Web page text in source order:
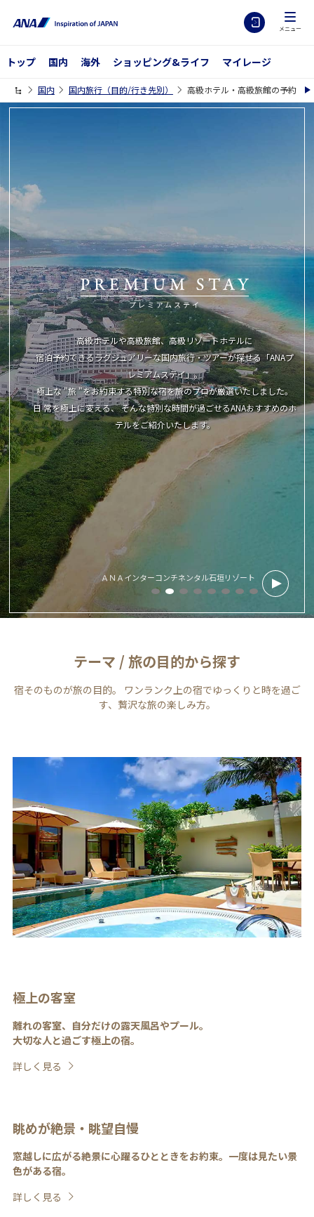
メニュー
トップ 国内 海外 ショッピング&ライフ マイレージ
国内 国内旅行（目的/行き先別） 高級ホテル・高級旅館の予約【
プレミアムステイ
高級ホテルや高級旅館、高級リゾートホテルに
宿泊予約できるラグジュアリーな国内旅行・ツアーが探せる「ANAプ
レミアムステイ」。
極上な "旅 "をお約束する特別な宿を旅のプロが厳選いたしました。
日 常を極上に変える、 そんな特別な時間が過ごせるANAおすすめのホ
テルをご紹介いたします。
ＡＮＡインターコンチネンタル石垣リゾート
テーマ / 旅の目的から探す
宿そのものが旅の目的。 ワンランク上の宿でゆっくりと時を過ご
す、贅沢な旅の楽しみ方。
極上の客室
離れの客室、自分だけの露天風呂やプール。
大切な人と過ごす極上の宿。
詳しく見る
眺めが絶景・眺望自慢
窓越しに広がる絶景に心躍るひとときをお約束。一度は見たい景
色がある宿。
詳しく見る